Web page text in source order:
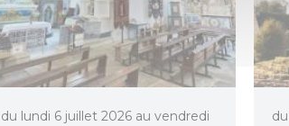
du lundi 6 juillet 2026 au vendredi